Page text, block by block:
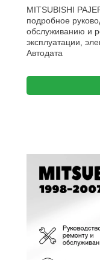
MITSUBISHI
подробное
обслуживанию и
эксплуатации,
Aвтодата